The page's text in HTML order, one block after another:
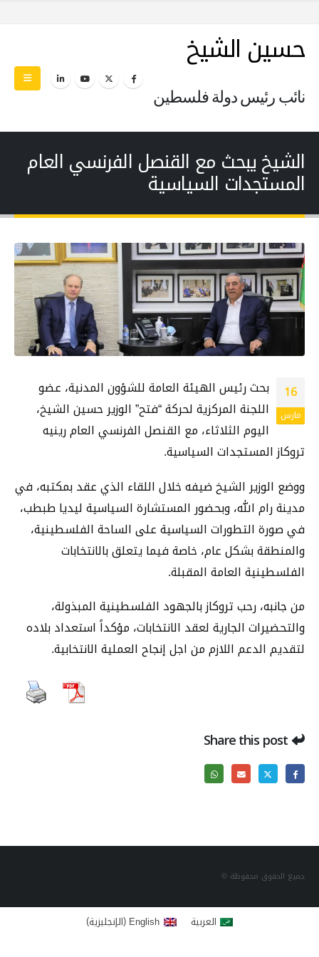
حسين الشيخ
نائب رئيس دولة فلسطين
الشيخ يبحث مع القنصل الفرنسي العام
المستجدات السياسية
16
مارس
بحث رئيس الهيئة العامة للشؤون المدنية، عضو
اللجنة المركزية لحركة “فتح” الوزير حسين الشيخ،
اليوم الثلاثاء، مع القنصل الفرنسي العام رينيه
تروكاز المستجدات السياسية.
ووضع الوزير الشيخ ضيفه خلال اللقاء الذي عقد بمكتبه، في
مدينة رام الله، وبحضور المستشارة السياسية ليديا طبطب،
في صورة التطورات السياسية على الساحة الفلسطينية،
والمنطقة بشكل عام، خاصة فيما يتعلق بالانتخابات
الفلسطينية العامة المقبلة.
من جانبه، رحب تروكاز بالجهود الفلسطينية المبذولة،
والتحضيرات الجارية لعقد الانتخابات، مؤكداً استعداد بلاده
لتقديم الدعم اللازم من اجل إنجاح العملية الانتخابية.
Share this post
جميع الحقوق محفوظة ©
العربية English
(الإنجليزية)